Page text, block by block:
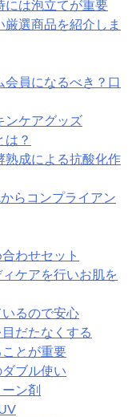
には泡立てが重要
選商品を紹介しま
員になるべき？口
ンケアグッズ
は？
熟成による抗酸化作
らコンプライアン
わせセット
ケアを行いお肌を
るので安心
だたなくする
とが重要
ブル使い
ン剤